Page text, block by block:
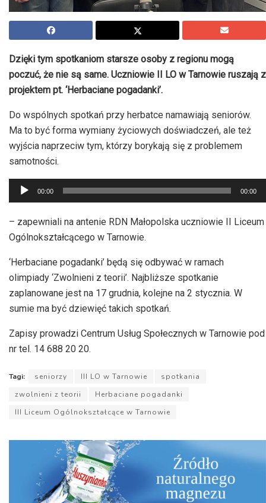
Dzięki tym spotkaniom starsze osoby z regionu mogą
poczuć, że nie są same. Uczniowie II LO w Tarnowie ruszają z
projektem pt. ‘Herbaciane pogadanki’.
Do wspólnych spotkań przy herbatce namawiają seniorów.
Ma to być forma wymiany życiowych doświadczeń, ale też
wyjścia naprzeciw tym, którzy borykają się z problemem
samotności.
Odtwarzacz
plików
dźwiękowych
00:00 00:00
– zapewniali na antenie RDN Małopolska uczniowie II Liceum
Ogólnokształcącego w Tarnowie.
‘Herbaciane pogadanki’ będą się odbywać w ramach
olimpiady ‘Zwolnieni z teorii’. Najbliższe spotkanie
zaplanowane jest na 17 grudnia, kolejne na 2 stycznia. W
sumie ma być dziewięć takich spotkań.
Zapisy prowadzi Centrum Usług Społecznych w Tarnowie pod
nr tel. 14 688 20 20.
Tagi: seniorzy III LO w Tarnowie
spotkania
zwolnieni z teorii
Herbaciane pogadanki
III Liceum Ogólnokształcące w Tarnowie